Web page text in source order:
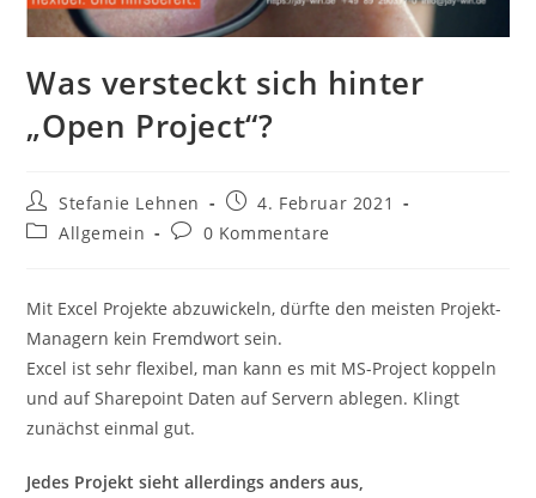
Was versteckt sich hinter
„Open Project“?
Beitrags-
Autor:
Stefanie Lehnen
Beitrag
veröffentlicht:
4. Februar 2021
Beitrags-
Allgemein
Beitrags-
0 Kommentare
Mit Excel Projekte abzuwickeln, dürfte den meisten Projekt-
Managern kein Fremdwort sein.
Excel ist sehr flexibel, man kann es mit MS-Project koppeln
und auf Sharepoint Daten auf Servern ablegen. Klingt
zunächst einmal gut.
Jedes Projekt sieht allerdings anders aus,